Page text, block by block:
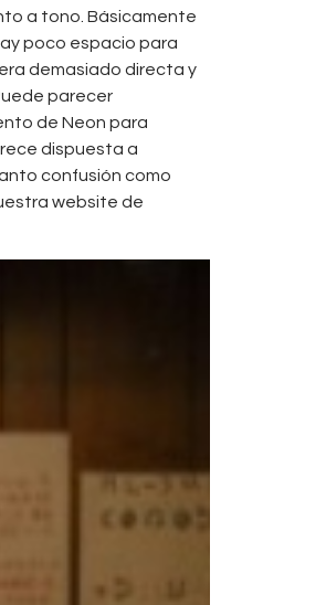
a tono. Básicamente
poco espacio para
demasiado directa y
parecer
de Neon para
dispuesta a
confusión como
website de